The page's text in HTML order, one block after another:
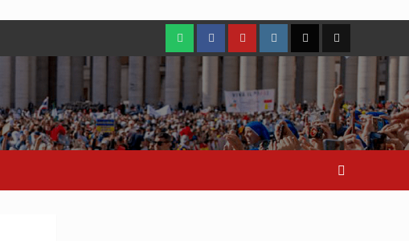
WhatsAppFacebookYoutubeInstagram
X TikTok